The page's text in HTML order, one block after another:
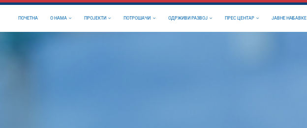
ПОЧЕТНА О НАМА ПРОЈЕКТИ ПОТРОШАЧИ ОДРЖИВИ РАЗВОЈ ПРЕС ЦЕНТАР ЈАВНЕ НАБАВКЕ